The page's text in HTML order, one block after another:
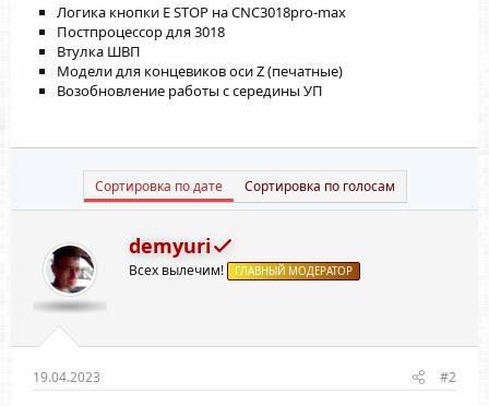
Логика кнопки E STOP на CNC3018pro-max
Постпроцессор для 3018
Втулка ШВП
Модели для концевиков оси Z (печатные)
Возобновление работы с середины УП
Сортировка по дате Сортировка по голосам
demyuri
Всех вылечим! ГЛАВНЫЙ МОДЕРАТОР
19.04.2023 #2